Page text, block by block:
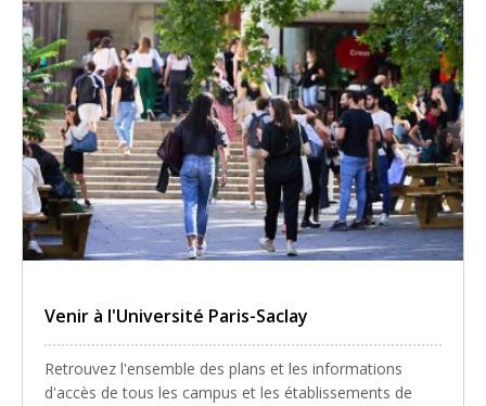
Venir à l'Université Paris-Saclay
Retrouvez l'ensemble des plans et les informations
d'accès de tous les campus et les établissements de